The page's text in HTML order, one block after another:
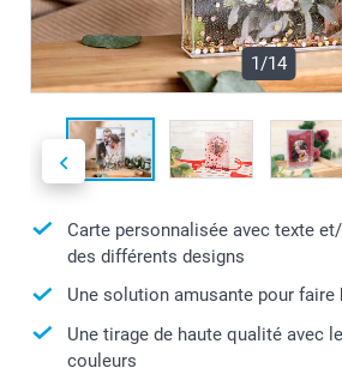
1/14
Carte personnalisée avec texte
des différents designs
Une solution amusante pour
Une tirage de haute qualité avec
couleurs